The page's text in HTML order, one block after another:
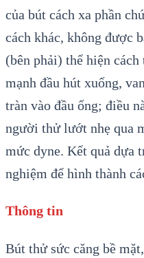
của bút cách xa phần
cách khác, không được
(bên phải) thể hiện
mạnh đầu hút xuống,
tràn vào đầu ống; điều
người thử lướt nhẹ qua
mức dyne. Kết quả dựa
nghiệm để hình thành
Thông tin
Bút thử sức căng bề